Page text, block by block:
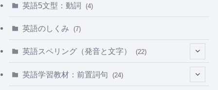
英語5文型：動詞 (4)
英語のしくみ (7)
英語スペリング（発音と文字） (22)
(5)
英語学習教材：前置詞句 (24)